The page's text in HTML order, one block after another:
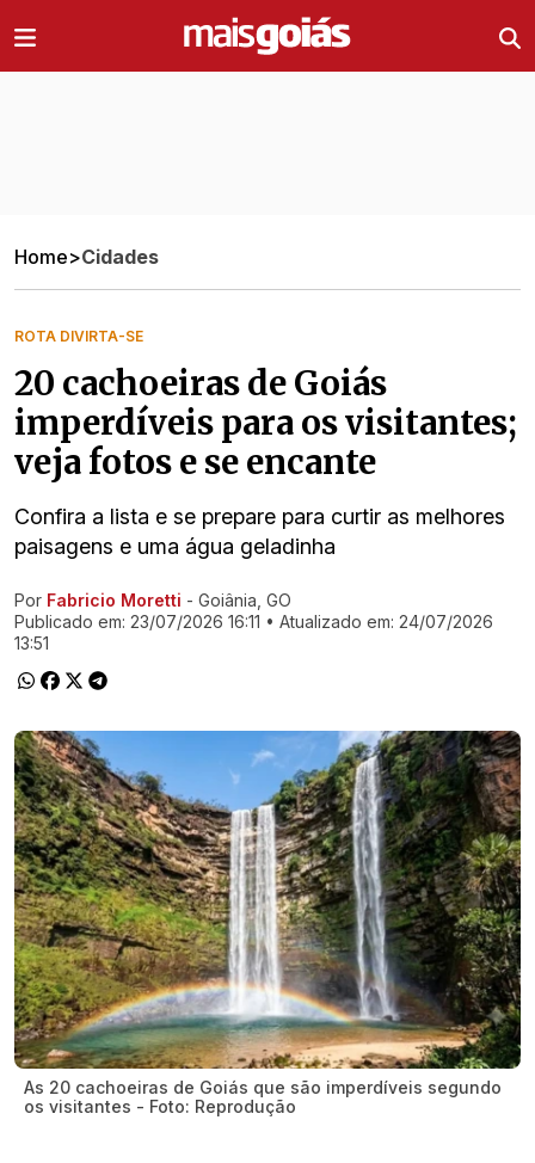
Home>Cidades
ROTA DIVIRTA-SE
20 cachoeiras de Goiás
imperdíveis para os visitantes;
veja fotos e se encante
Confira a lista e se prepare para curtir as melhores
paisagens e uma água geladinha
Ir direto pra matéria
Por Fabricio Moretti - Goiânia, GO
Publicado em: 23/07/2026 16:11 • Atualizado em: 24/07/2026
13:51
As 20 cachoeiras de Goiás que são imperdíveis segundo
os visitantes - Foto: Reprodução